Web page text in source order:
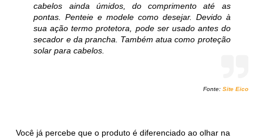
cabelos ainda úmidos, do comprimento até as
pontas. Penteie e modele como desejar. Devido à
sua ação termo protetora, pode ser usado antes do
secador e da prancha. Também atua como proteção
solar para cabelos.
Fonte: Site Eico
Você já percebe que o produto é diferenciado ao olhar na